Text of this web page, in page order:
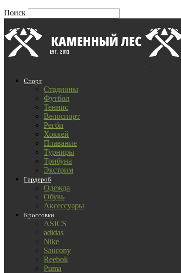
Поиск
Спорт
Стадионы
Футбол
Теннис
Велоспорт
Регби
Хоккей
Плавание
Турниры
Трибуна
Экстрим
Гардероб
Одежда
Обувь
Аксессуары
Кроссовки
ASICS
adidas
Nike
Saucony
Reebok
Puma